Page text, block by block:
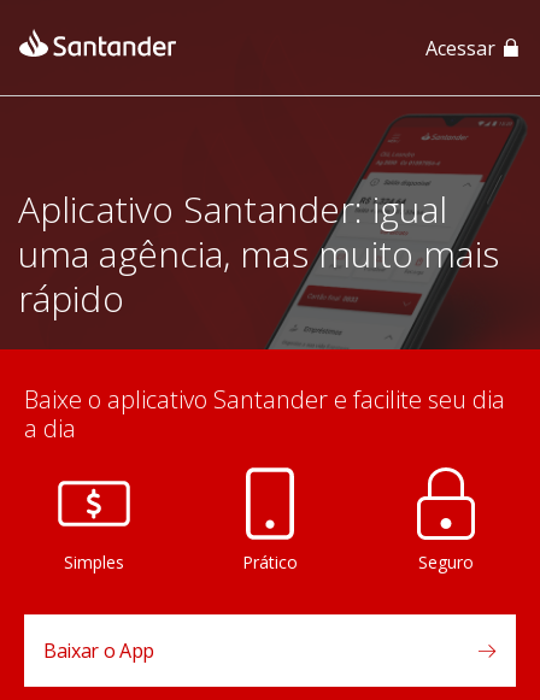
App Santander Acessar
Aplicativo Santander: igual
uma agência, mas muito mais
rápido
Baixe o aplicativo Santander e facilite seu dia
a dia
Simples Prático Seguro
Baixar o App